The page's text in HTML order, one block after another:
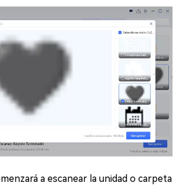
a escanear la unidad o carpeta